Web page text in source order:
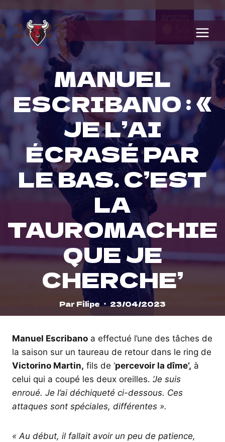
to
content
MANUEL
ESCRIBANO : «
JE L’AI
ÉCRASÉ PAR
LE BAS. C’EST
LA
TAUROMACHIE
QUE JE
CHERCHE’
Par Filipe 23/04/2023
Manuel Escribano a effectué l’une des tâches de
la saison sur un taureau de retour dans le ring de
Victorino Martin, fils de ‘percevoir la dîme’, à
celui qui a coupé les deux oreilles. ‘Je suis
enroué. Je l’ai déchiqueté ci-dessous. Ces
attaques sont spéciales, différentes ».
« Au début, il fallait avoir un peu de patience,